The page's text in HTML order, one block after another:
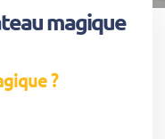
magique
?